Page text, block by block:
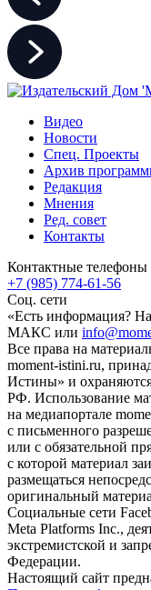
Видео
Новости
Спец. Проекты
Архив
Редакция
Мнения
Ред. совет
Контакты
Контактные телефоны
+7 (985) 774-61-56
Соц. сети
«Есть информация?
МАКС или
Все права на
moment-istini.ru,
Истины» и охраняются
РФ. Использование
на медиапортале
с письменного
или с обязательной
с которой материал
размещаться
оригинальный
Социальные сети
Meta Platforms Inc.,
экстремистской и
Федерации.
Настоящий сайт